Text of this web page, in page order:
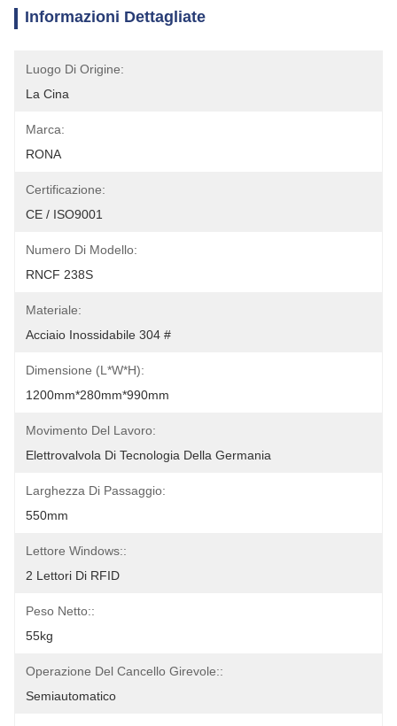
Informazioni Dettagliate
Luogo Di Origine:
La Cina
Marca:
RONA
Certificazione:
CE / ISO9001
Numero Di Modello:
RNCF 238S
Materiale:
Acciaio Inossidabile 304 #
Dimensione (L*W*H):
1200mm*280mm*990mm
Movimento Del Lavoro:
Elettrovalvola Di Tecnologia Della Germania
Larghezza Di Passaggio:
550mm
Lettore Windows::
2 Lettori Di RFID
Peso Netto::
55kg
Operazione Del Cancello Girevole::
Semiautomatico